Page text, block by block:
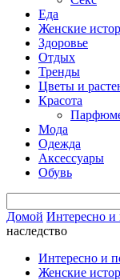
Еда
Женские
Здоровье
Отдых
Тренды
Цветы и
Красота
Мода
Одежда
Аксессуары
Обувь
Домой Интересно и
наследство
Интересно и
Женские